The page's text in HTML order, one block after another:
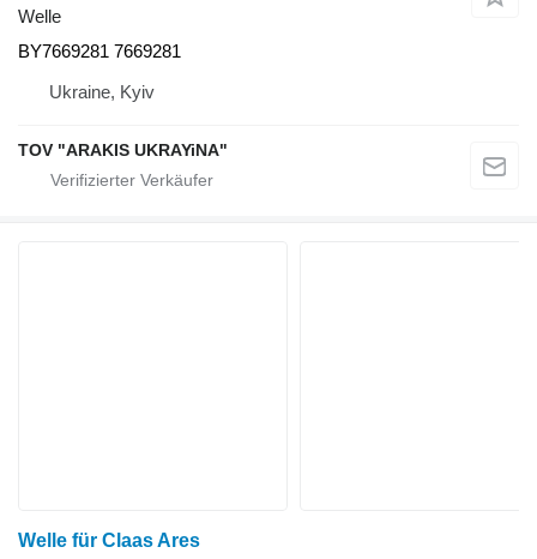
Welle
BY7669281 7669281
Ukraine, Kyiv
TOV "ARAKIS UKRAYiNA"
Welle für Claas Ares